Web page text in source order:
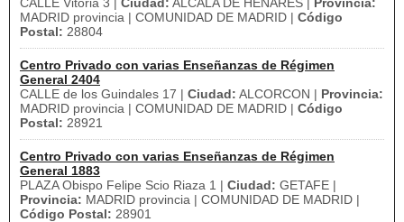
MADRID provincia | COMUNIDAD DE MADRID | Código
Postal: 28804
Centro Privado con varias Enseñanzas de Régimen
General 2404
CALLE de los Guindales 17 | Ciudad: ALCORCON | Provincia:
MADRID provincia | COMUNIDAD DE MADRID | Código
Postal: 28921
Centro Privado con varias Enseñanzas de Régimen
General 1883
PLAZA Obispo Felipe Scio Riaza 1 | Ciudad: GETAFE |
Provincia: MADRID provincia | COMUNIDAD DE MADRID |
Código Postal: 28901